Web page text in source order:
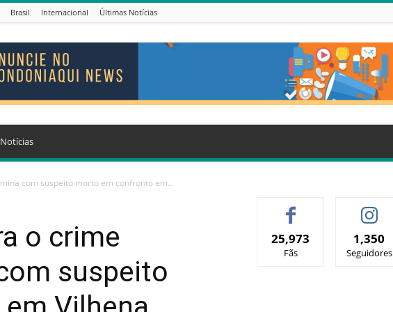
Brasil Internacional Últimas Notícias
com suspeito morto em confronto em...
o crime
suspeito
25,973
Fãs
1,350
Seguidores